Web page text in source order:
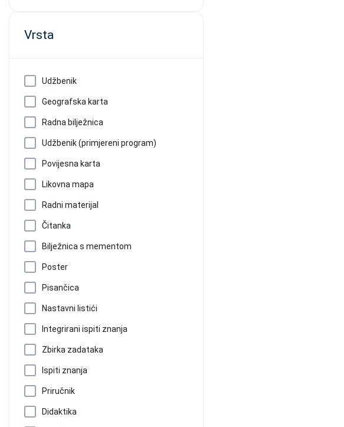
Vrsta
Udžbenik
Geografska karta
Radna bilježnica
Udžbenik (primjereni program)
Povijesna karta
Likovna mapa
Radni materijal
Čitanka
Bilježnica s mementom
Poster
Pisančica
Nastavni listići
Integrirani ispiti znanja
Zbirka zadataka
Ispiti znanja
Priručnik
Didaktika